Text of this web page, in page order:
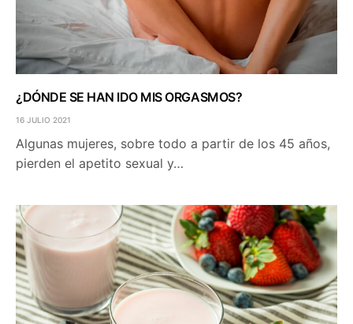
¿DÓNDE SE HAN IDO MIS ORGASMOS?
16 JULIO 2021
Algunas mujeres, sobre todo a partir de los 45 años,
pierden el apetito sexual y…